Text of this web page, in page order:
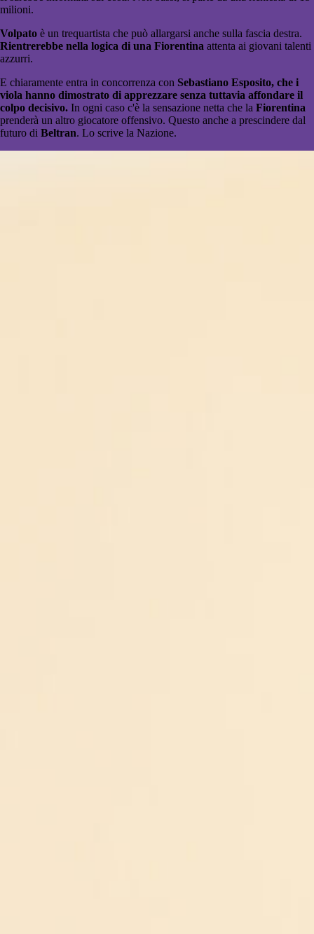
milioni.
Volpato è un trequartista che può allargarsi anche sulla fascia destra.
Rientrerebbe nella logica di una Fiorentina attenta ai giovani talenti
azzurri.
E chiaramente entra in concorrenza con Sebastiano Esposito, che i
viola hanno dimostrato di apprezzare senza tuttavia affondare il
colpo decisivo. In ogni caso c'è la sensazione netta che la Fiorentina
prenderà un altro giocatore offensivo. Questo anche a prescindere dal
futuro di Beltran. Lo scrive la Nazione.